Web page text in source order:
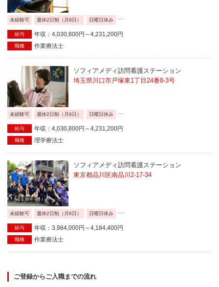
未経験可 週休2日制（月8日） 日曜日休み ...
給与 年収：4,030,800円～4,231,200円
職種 作業療法士
ソフィアメディ訪問看護ステーション
埼玉県川口市戸塚東1丁目24番8-3号
未経験可 週休2日制（月8日） 日曜日休み
給与 年収：4,030,800円～4,231,200円
職種 理学療法士
ソフィアメディ訪問看護ステーション
東京都品川区南品川2-17-34
未経験可 週休2日制（月8日） 日曜日休み
給与 年収：3,984,000円～4,184,400円
職種 作業療法士
ご登録からご入職までの流れ